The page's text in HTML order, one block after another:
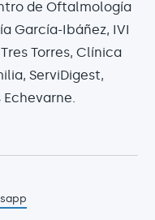
de Oftalmología
García-Ibáñez, IVI
Torres, Clínica
ServiDigest,